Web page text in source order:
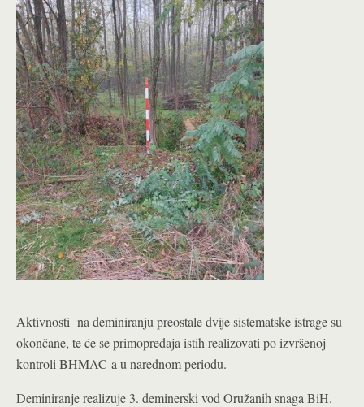
Aktivnosti na deminiranju preostale dvije sistematske istrage su
okončane, te će se primopredaja istih realizovati po izvršenoj
kontroli BHMAC-a u narednom periodu.
Deminiranje realizuje 3. deminerski vod Oružanih snaga BiH.